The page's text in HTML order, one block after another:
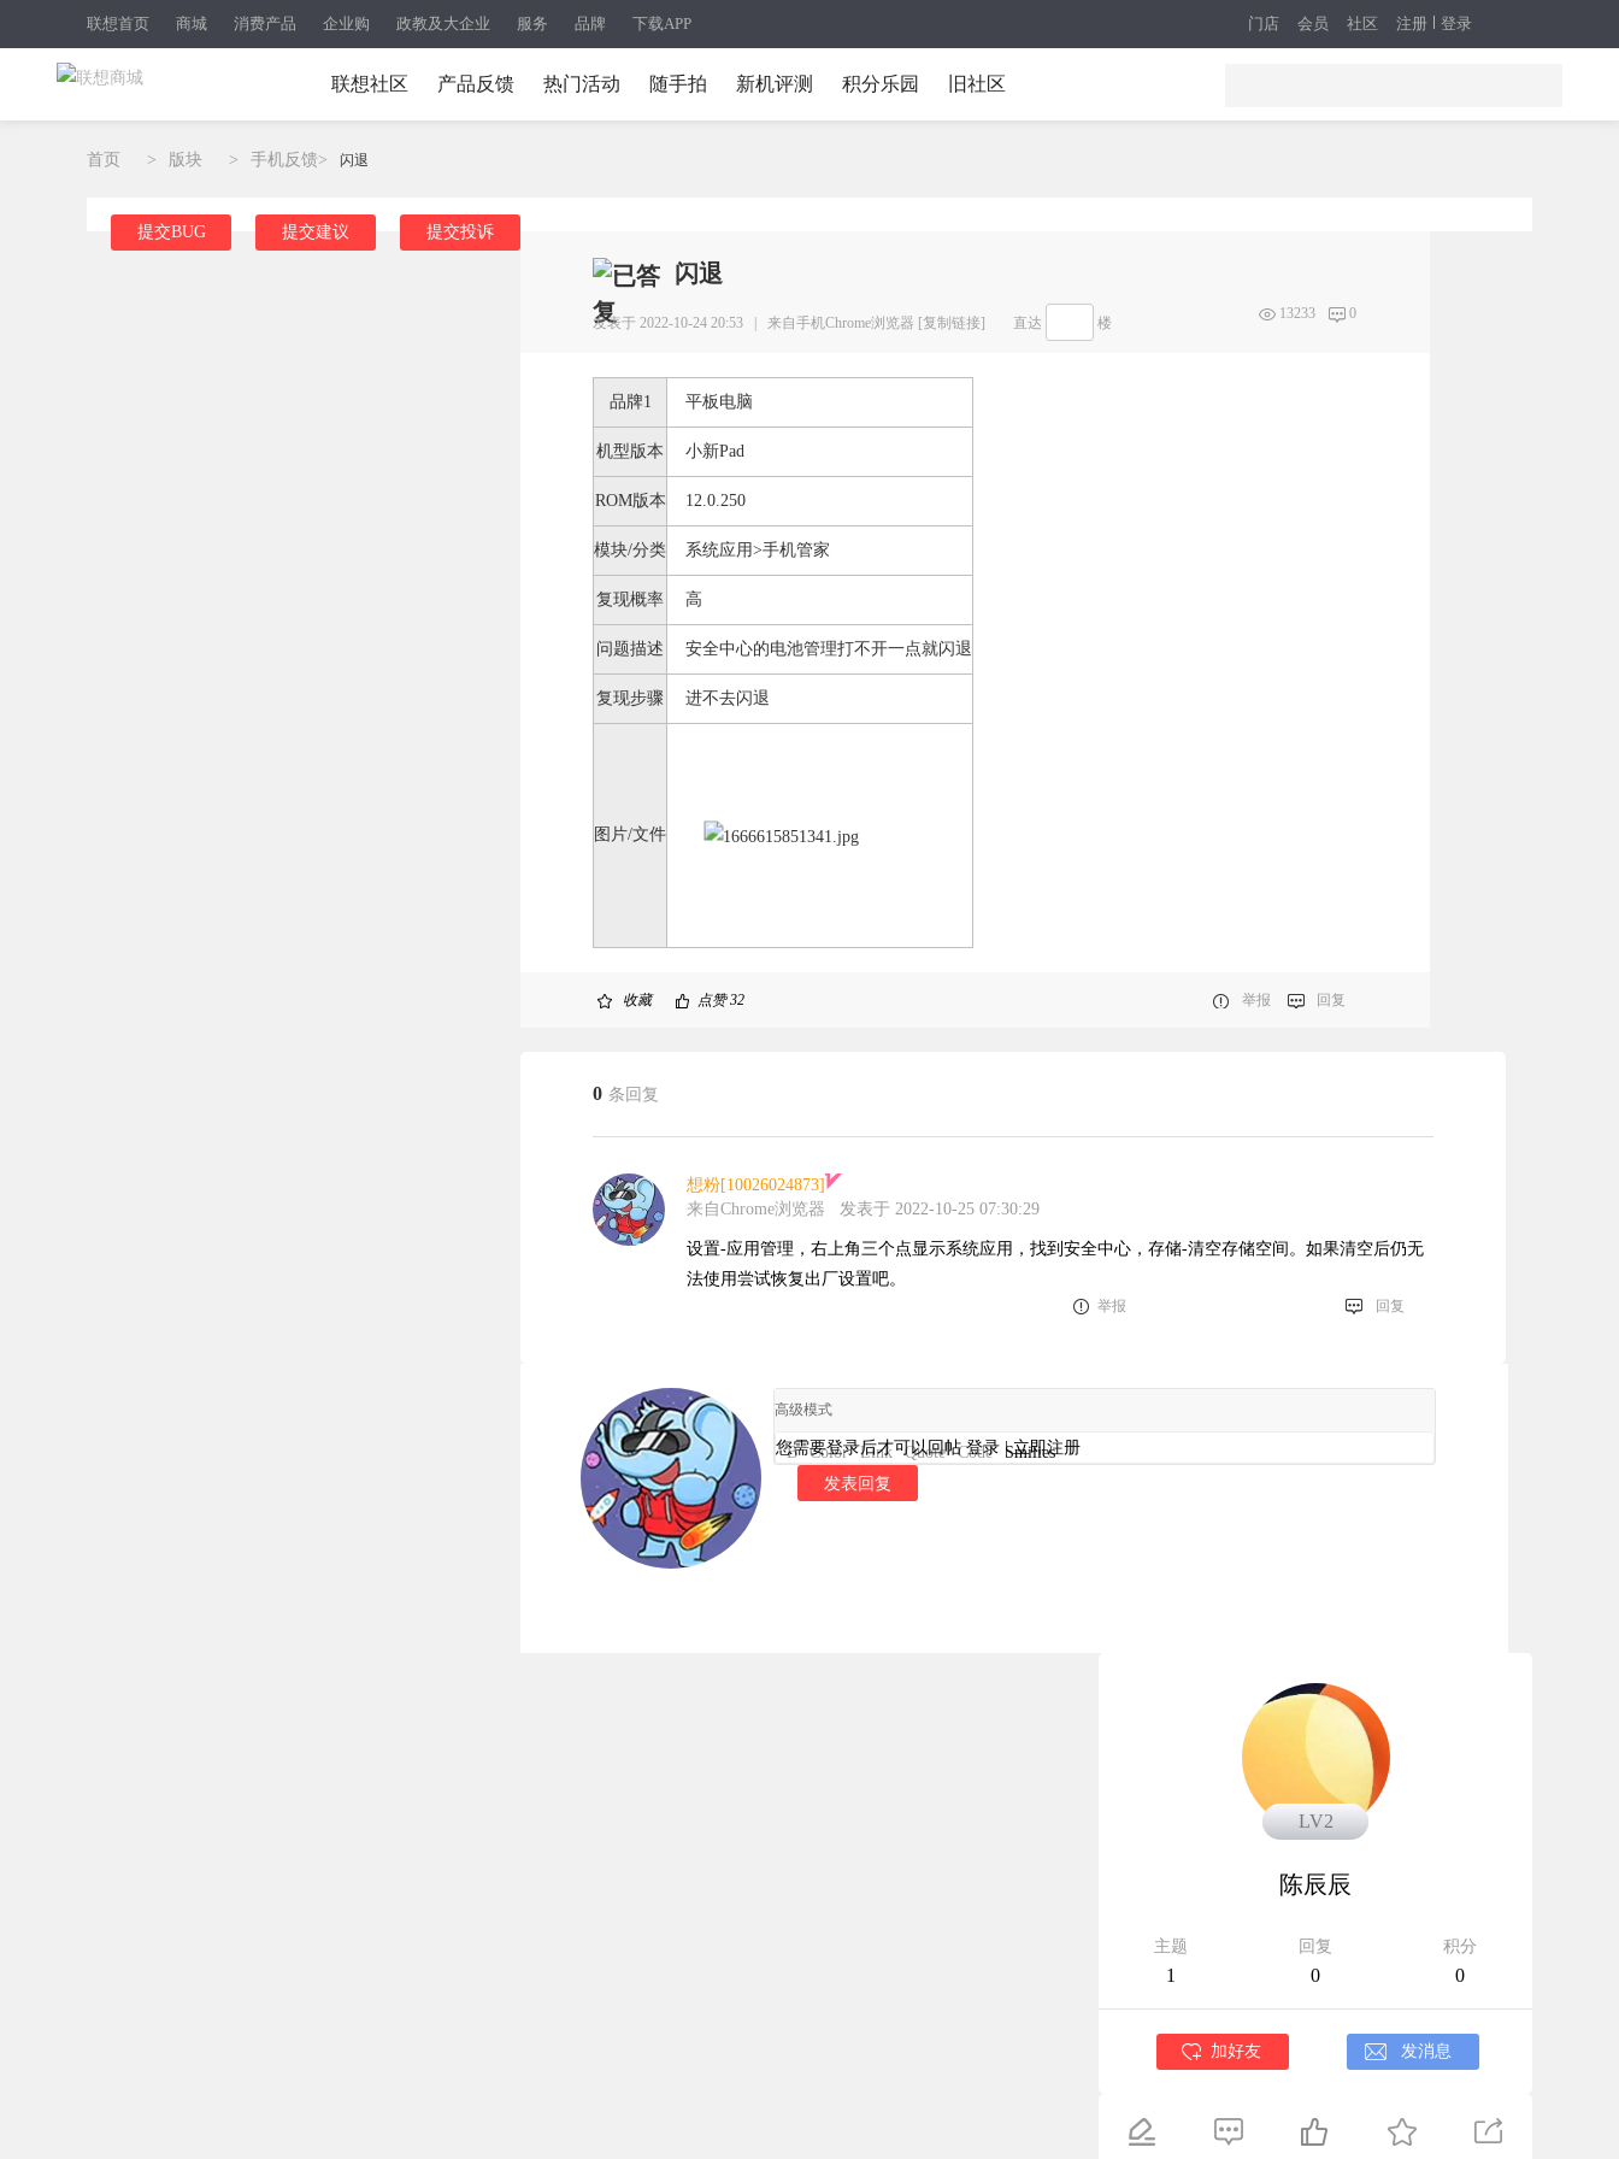
联想首页 商城 消费产品 企业购 政教及大企业 服务 品牌 下载APP 注册 登录
门店 会员 社区
联想社区 产品反馈 热门活动 随手拍 新机评测 积分乐园 旧社区
首页 > 版块 > 手机反馈> 闪退
提交BUG 提交建议 提交投诉
闪退
发表于 2022-10-24 20:53 | 来自手机Chrome浏览器 [复制链接] 直达 楼
13233 0
品牌1 平板电脑
机型版本 小新Pad
ROM版本 12.0.250
模块/分类 系统应用>手机管家
复现概率 高
问题描述 安全中心的电池管理打不开一点就闪退
复现步骤 进不去闪退
图片/文件
收藏 点赞32 举报 回复
0 条回复
想粉[10026024873]
来自Chrome浏览器
发表于 2022-10-25 07:30:29
设置-应用管理，右上角三个点显示系统应用，找到安全中心，存储-清空存储空间。如果清空后仍无
法使用尝试恢复出厂设置吧。
回复
举报
高级模式
B Color Link Quote Code Smilies
您需要登录后才可以回帖登录 |立即注册
发表回复
LV3
LV2
陈辰辰
主题
1
回复
0
积分
0
加好友 发消息